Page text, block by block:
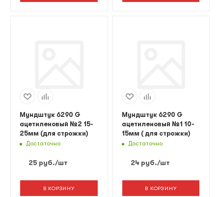
Мундштук 6290 G
ацетиленовый №2 15-
25мм (для строжки)
Достаточно
25 руб./шт
В КОРЗИНУ
Мундштук 6290 G
ацетиленовый №1 10-
15мм ( для строжки)
Достаточно
24руб./шт
В КОРЗИНУ